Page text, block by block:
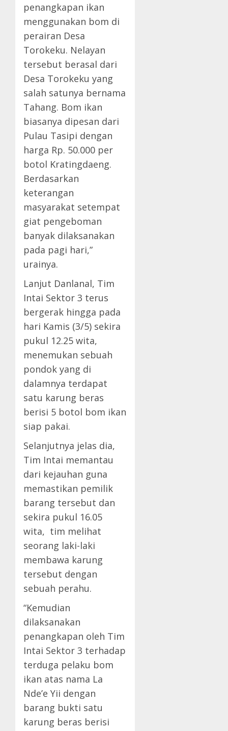
penangkapan ikan
menggunakan bom di
perairan Desa
Torokeku. Nelayan
tersebut berasal dari
Desa Torokeku yang
salah satunya bernama
Tahang. Bom ikan
biasanya dipesan dari
Pulau Tasipi dengan
harga Rp. 50.000 per
botol Kratingdaeng.
Berdasarkan
keterangan
masyarakat setempat
giat pengeboman
banyak dilaksanakan
pada pagi hari,”
urainya.
Lanjut Danlanal, Tim
Intai Sektor 3 terus
bergerak hingga pada
hari Kamis (3/5) sekira
pukul 12.25 wita,
menemukan sebuah
pondok yang di
dalamnya terdapat
satu karung beras
berisi 5 botol bom ikan
siap pakai.
Selanjutnya jelas dia,
Tim Intai memantau
dari kejauhan guna
memastikan pemilik
barang tersebut dan
sekira pukul 16.05
wita, tim melihat
seorang laki-laki
membawa karung
tersebut dengan
sebuah perahu.
“Kemudian
dilaksanakan
penangkapan oleh Tim
Intai Sektor 3 terhadap
terduga pelaku bom
ikan atas nama La
Nde’e Yii dengan
barang bukti satu
karung beras berisi